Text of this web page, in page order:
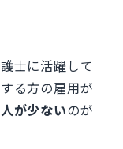
士に活躍して
る方の雇用が
が少ないのが